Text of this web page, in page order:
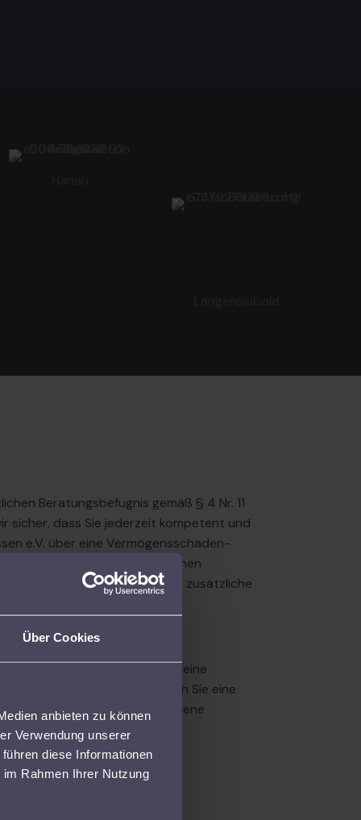
Über Cookies
anbieten zu können
Verwendung unserer
diese Informationen
Rahmen Ihrer Nutzung
Beratungsbefugnis gemäß § 4 Nr. 11
sicher, dass Sie jederzeit kompetent und
e.V. über eine Vermögensschaden-
Leistungen im gesetzlichen
abgegolten – versteckte oder zusätzliche
statt anonym
Hotline, keine Software und keine
Bei uns erhalten Sie eine
Beratung durch erfahrene